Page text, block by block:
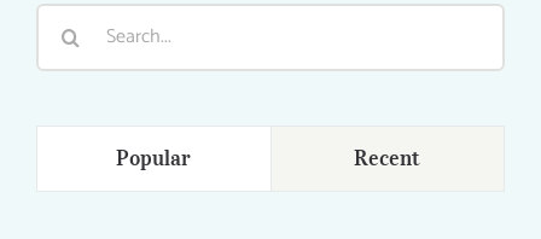
Search
Popular Recent